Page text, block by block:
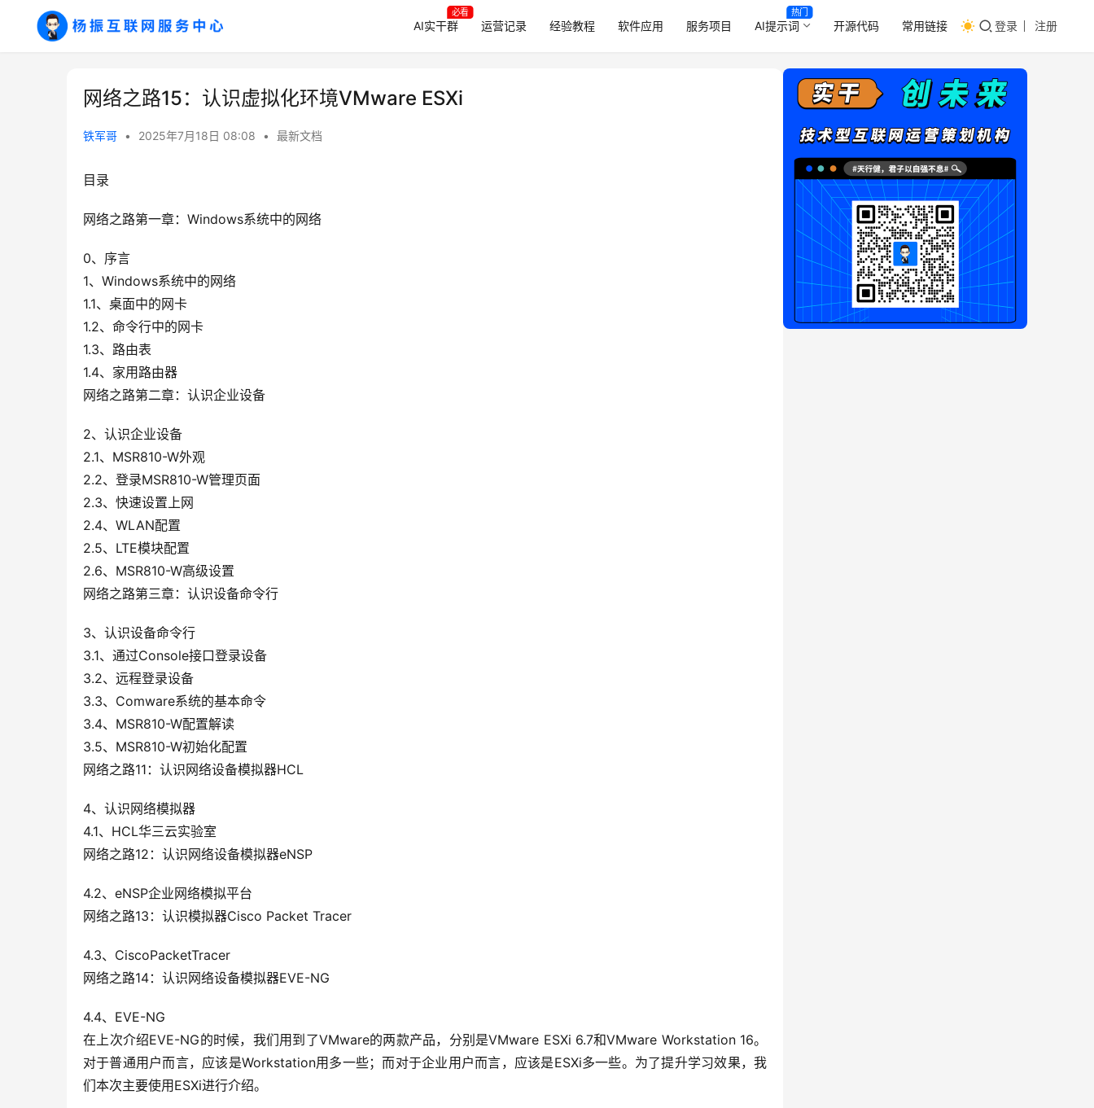
AI实干群
必看
运营记录 经验教程 软件应用 服务项目 AI提示词
热门
开源代码 常用链接 登录 注册
网络之路15：认识虚拟化环境VMware ESXi
铁军哥 • 2025年7月18日 08:08 • 最新文档
目录
网络之路第一章：Windows系统中的网络
0、序言
1、Windows系统中的网络
1.1、桌面中的网卡
1.2、命令行中的网卡
1.3、路由表
1.4、家用路由器
网络之路第二章：认识企业设备
2、认识企业设备
2.1、MSR810-W外观
2.2、登录MSR810-W管理页面
2.3、快速设置上网
2.4、WLAN配置
2.5、LTE模块配置
2.6、MSR810-W高级设置
网络之路第三章：认识设备命令行
3、认识设备命令行
3.1、通过Console接口登录设备
3.2、远程登录设备
3.3、Comware系统的基本命令
3.4、MSR810-W配置解读
3.5、MSR810-W初始化配置
网络之路11：认识网络设备模拟器HCL
4、认识网络模拟器
4.1、HCL华三云实验室
网络之路12：认识网络设备模拟器eNSP
4.2、eNSP企业网络模拟平台
网络之路13：认识模拟器Cisco Packet Tracer
4.3、CiscoPacketTracer
网络之路14：认识网络设备模拟器EVE-NG
4.4、EVE-NG
在上次介绍EVE-NG的时候，我们用到了VMware的两款产品，分别是VMware ESXi 6.7和VMware Workstation 16。
对于普通用户而言，应该是Workstation用多一些；而对于企业用户而言，应该是ESXi多一些。为了提升学习效果，我
们本次主要使用ESXi进行介绍。